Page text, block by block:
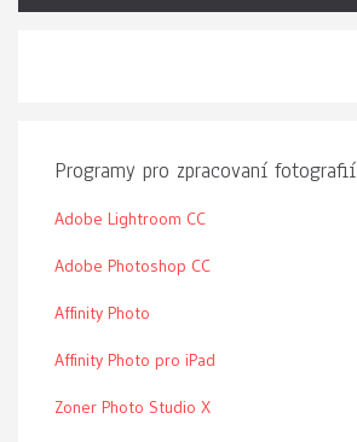
Programy pro zpracovaní fotografií
Adobe Lightroom CC
Adobe Photoshop CC
Affinity Photo
Affinity Photo pro iPad
Zoner Photo Studio X